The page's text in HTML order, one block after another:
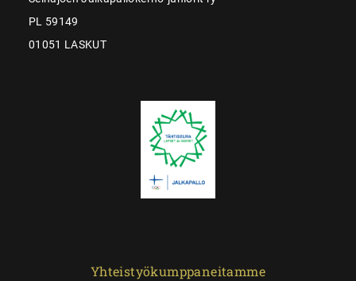
PL 59149
01051 LASKUT
Yhteistyökumppaneitamme